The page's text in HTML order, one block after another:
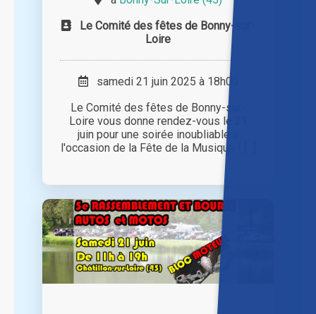
Le Comité des fêtes de Bonny-sur-
Loire
samedi 21 juin 2025 à 18h00
Le Comité des fêtes de Bonny-sur-
Loire vous donne rendez-vous le 21
juin pour une soirée inoubliable à
l'occasion de la Fête de la Musique ! [...]